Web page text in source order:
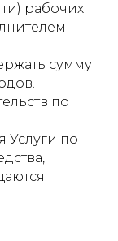
рабочих
сумму
по
Услуги по